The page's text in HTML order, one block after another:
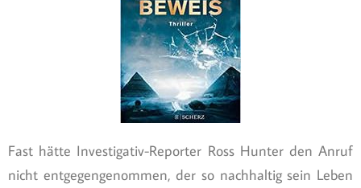
Fast hätte Investigativ-Reporter Ross Hunter den Anruf
nicht entgegengenommen, der so nachhaltig sein Leben